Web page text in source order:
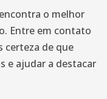
o melhor
Entre em contato
certeza de que
e ajudar a destacar